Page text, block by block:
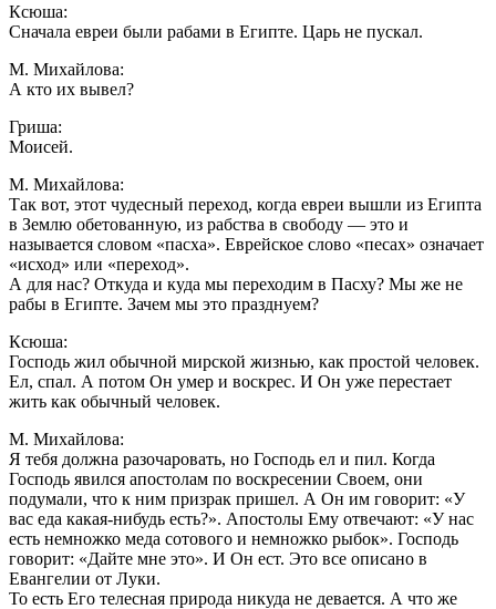
Ксюша:
Сначала евреи были рабами в Египте. Царь не пускал.
М. Михайлова:
А кто их вывел?
Гриша:
Моисей.
М. Михайлова:
Так вот, этот чудесный переход, когда евреи вышли из Египта
в Землю обетованную, из рабства в свободу — это и
называется словом «пасха». Еврейское слово «песах» означает
«исход» или «переход».
А для нас? Откуда и куда мы переходим в Пасху? Мы же не
рабы в Египте. Зачем мы это празднуем?
Ксюша:
Господь жил обычной мирской жизнью, как простой человек.
Ел, спал. А потом Он умер и воскрес. И Он уже перестает
жить как обычный человек.
М. Михайлова:
Я тебя должна разочаровать, но Господь ел и пил. Когда
Господь явился апостолам по воскресении Своем, они
подумали, что к ним призрак пришел. А Он им говорит: «У
вас еда какая-нибудь есть?». Апостолы Ему отвечают: «У нас
есть немножко меда сотового и немножко рыбок». Господь
говорит: «Дайте мне это». И Он ест. Это все описано в
Евангелии от Луки.
То есть Его телесная природа никуда не девается. А что же